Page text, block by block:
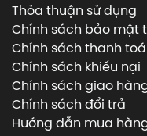
Thỏa thuận sử dụng
Chính sách bảo mật
Chính sách thanh
Chính sách khiếu nại
Chính sách giao
Chính sách đổi trả
Hướng dẫn mua